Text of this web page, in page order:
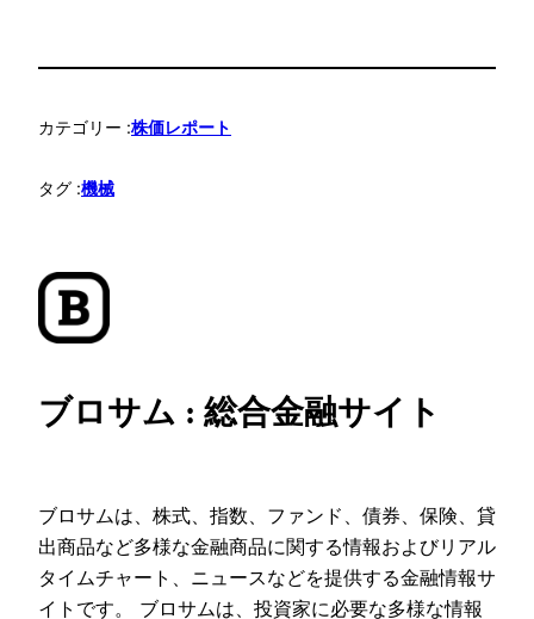
カテゴリー :株価レポート
タグ :機械
ブロサム : 総合金融サイト
ブロサムは、株式、指数、ファンド、債券、保険、貸
出商品など多様な金融商品に関する情報およびリアル
タイムチャート、ニュースなどを提供する金融情報サ
イトです。 ブロサムは、投資家に必要な多様な情報